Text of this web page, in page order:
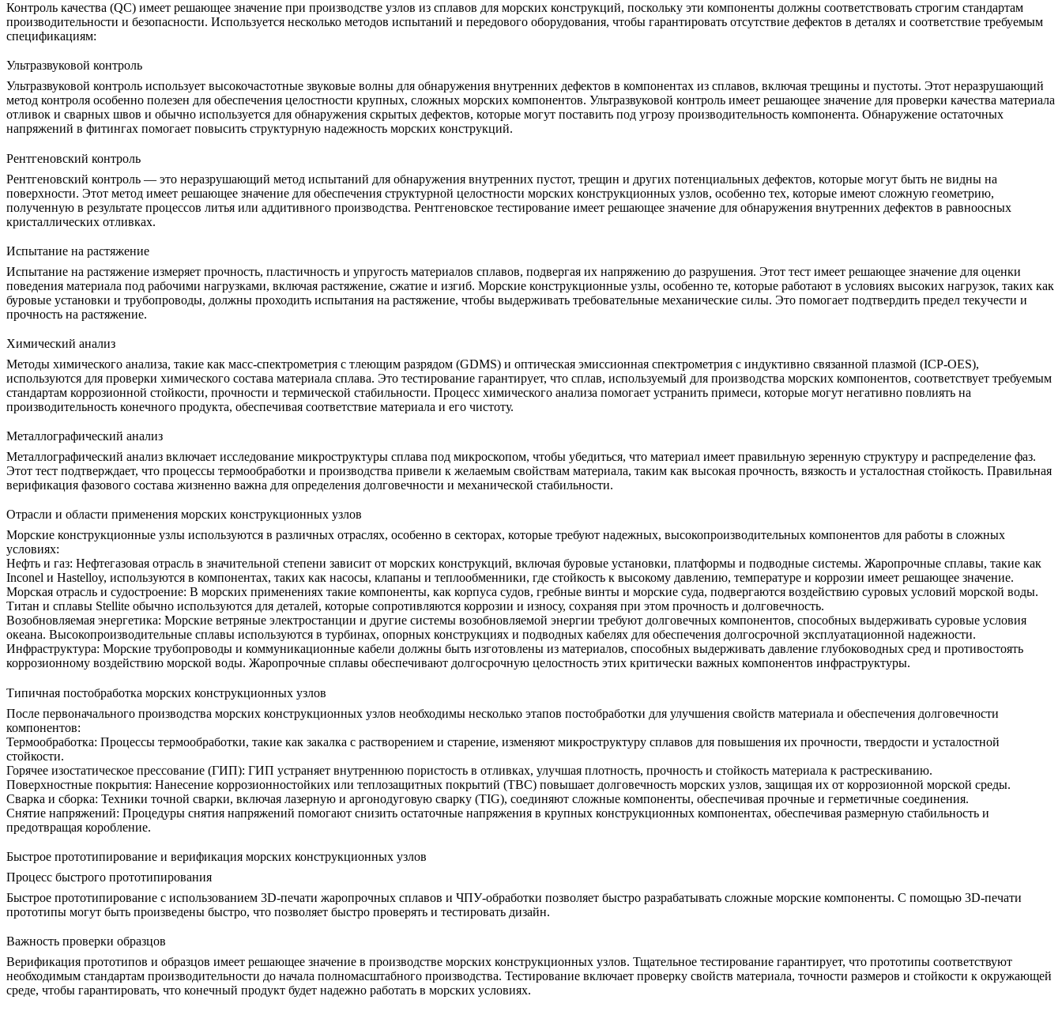
Контроль качества (QC) имеет решающее значение при производстве узлов из сплавов для морских конструкций, поскольку эти компоненты должны соответствовать строгим стандартам
производительности и безопасности. Используется несколько методов испытаний и передового оборудования, чтобы гарантировать отсутствие дефектов в деталях и соответствие требуемым
спецификациям:
Ультразвуковой контроль
Ультразвуковой контроль использует высокочастотные звуковые волны для обнаружения внутренних дефектов в компонентах из сплавов, включая трещины и пустоты. Этот неразрушающий
метод контроля особенно полезен для обеспечения целостности крупных, сложных морских компонентов. Ультразвуковой контроль имеет решающее значение для проверки качества материала
отливок и сварных швов и обычно используется для обнаружения скрытых дефектов, которые могут поставить под угрозу производительность компонента. Обнаружение остаточных
напряжений в фитингах помогает повысить структурную надежность морских конструкций.
Рентгеновский контроль
Рентгеновский контроль — это неразрушающий метод испытаний для обнаружения внутренних пустот, трещин и других потенциальных дефектов, которые могут быть не видны на
поверхности. Этот метод имеет решающее значение для обеспечения структурной целостности морских конструкционных узлов, особенно тех, которые имеют сложную геометрию,
полученную в результате процессов литья или аддитивного производства. Рентгеновское тестирование имеет решающее значение для обнаружения внутренних дефектов в равноосных
кристаллических отливках.
Испытание на растяжение
Испытание на растяжение измеряет прочность, пластичность и упругость материалов сплавов, подвергая их напряжению до разрушения. Этот тест имеет решающее значение для оценки
поведения материала под рабочими нагрузками, включая растяжение, сжатие и изгиб. Морские конструкционные узлы, особенно те, которые работают в условиях высоких нагрузок, таких как
буровые установки и трубопроводы, должны проходить испытания на растяжение, чтобы выдерживать требовательные механические силы. Это помогает подтвердить предел текучести и
прочность на растяжение.
Химический анализ
Методы химического анализа, такие как масс-спектрометрия с тлеющим разрядом (GDMS) и оптическая эмиссионная спектрометрия с индуктивно связанной плазмой (ICP-OES),
используются для проверки химического состава материала сплава. Это тестирование гарантирует, что сплав, используемый для производства морских компонентов, соответствует требуемым
стандартам коррозионной стойкости, прочности и термической стабильности. Процесс химического анализа помогает устранить примеси, которые могут негативно повлиять на
производительность конечного продукта, обеспечивая соответствие материала и его чистоту.
Металлографический анализ
Металлографический анализ включает исследование микроструктуры сплава под микроскопом, чтобы убедиться, что материал имеет правильную зеренную структуру и распределение фаз.
Этот тест подтверждает, что процессы термообработки и производства привели к желаемым свойствам материала, таким как высокая прочность, вязкость и усталостная стойкость. Правильная
верификация фазового состава жизненно важна для определения долговечности и механической стабильности.
Отрасли и области применения морских конструкционных узлов
Морские конструкционные узлы используются в различных отраслях, особенно в секторах, которые требуют надежных, высокопроизводительных компонентов для работы в сложных
условиях:
Нефть и газ: Нефтегазовая отрасль в значительной степени зависит от морских конструкций, включая буровые установки, платформы и подводные системы. Жаропрочные сплавы, такие как
Inconel и Hastelloy, используются в компонентах, таких как насосы, клапаны и теплообменники, где стойкость к высокому давлению, температуре и коррозии имеет решающее значение.
Морская отрасль и судостроение: В морских применениях такие компоненты, как корпуса судов, гребные винты и морские суда, подвергаются воздействию суровых условий морской воды.
Титан и сплавы Stellite обычно используются для деталей, которые сопротивляются коррозии и износу, сохраняя при этом прочность и долговечность.
Возобновляемая энергетика: Морские ветряные электростанции и другие системы возобновляемой энергии требуют долговечных компонентов, способных выдерживать суровые условия
океана. Высокопроизводительные сплавы используются в турбинах, опорных конструкциях и подводных кабелях для обеспечения долгосрочной эксплуатационной надежности.
Инфраструктура: Морские трубопроводы и коммуникационные кабели должны быть изготовлены из материалов, способных выдерживать давление глубоководных сред и противостоять
коррозионному воздействию морской воды. Жаропрочные сплавы обеспечивают долгосрочную целостность этих критически важных компонентов инфраструктуры.
Типичная постобработка морских конструкционных узлов
После первоначального производства морских конструкционных узлов необходимы несколько этапов постобработки для улучшения свойств материала и обеспечения долговечности
компонентов:
Термообработка: Процессы термообработки, такие как закалка с растворением и старение, изменяют микроструктуру сплавов для повышения их прочности, твердости и усталостной
стойкости.
Горячее изостатическое прессование (ГИП): ГИП устраняет внутреннюю пористость в отливках, улучшая плотность, прочность и стойкость материала к растрескиванию.
Поверхностные покрытия: Нанесение коррозионностойких или теплозащитных покрытий (TBC) повышает долговечность морских узлов, защищая их от коррозионной морской среды.
Сварка и сборка: Техники точной сварки, включая лазерную и аргонодуговую сварку (TIG), соединяют сложные компоненты, обеспечивая прочные и герметичные соединения.
Снятие напряжений: Процедуры снятия напряжений помогают снизить остаточные напряжения в крупных конструкционных компонентах, обеспечивая размерную стабильность и
предотвращая коробление.
Быстрое прототипирование и верификация морских конструкционных узлов
Процесс быстрого прототипирования
Быстрое прототипирование с использованием 3D-печати жаропрочных сплавов и ЧПУ-обработки позволяет быстро разрабатывать сложные морские компоненты. С помощью 3D-печати
прототипы могут быть произведены быстро, что позволяет быстро проверять и тестировать дизайн.
Важность проверки образцов
Верификация прототипов и образцов имеет решающее значение в производстве морских конструкционных узлов. Тщательное тестирование гарантирует, что прототипы соответствуют
необходимым стандартам производительности до начала полномасштабного производства. Тестирование включает проверку свойств материала, точности размеров и стойкости к окружающей
среде, чтобы гарантировать, что конечный продукт будет надежно работать в морских условиях.